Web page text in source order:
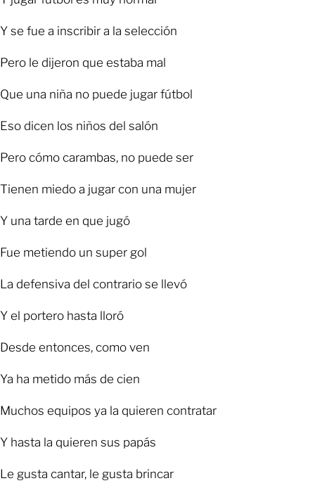
Y se fue a inscribir a la selección
Pero le dijeron que estaba mal
Que una niña no puede jugar fútbol
Eso dicen los niños del salón
Pero cómo carambas, no puede ser
Tienen miedo a jugar con una mujer
Y una tarde en que jugó
Fue metiendo un super gol
La defensiva del contrario se llevó
Y el portero hasta lloró
Desde entonces, como ven
Ya ha metido más de cien
Muchos equipos ya la quieren contratar
Y hasta la quieren sus papás
Le gusta cantar, le gusta brincar